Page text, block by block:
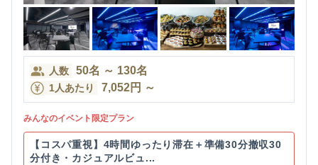
人数 50名 ～ 130名
1人あたり 7,052円 ～
みんなのイベント限定プラン
【コスパ重視】4時間ゆったり滞在＋準備30分撤収30
分付き・カジュアルビュ...